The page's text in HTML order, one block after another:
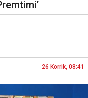
26 Korrik, 08:41